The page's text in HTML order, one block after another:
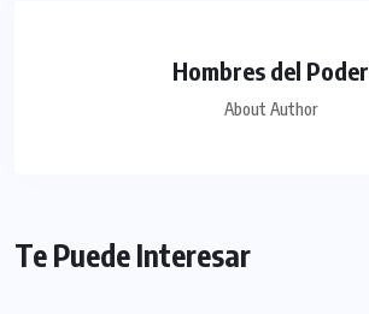
Hombres del Poder
About Author
Te Puede Interesar